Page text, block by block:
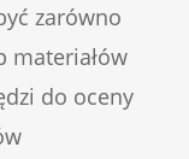
zarówno
materiałów
do oceny